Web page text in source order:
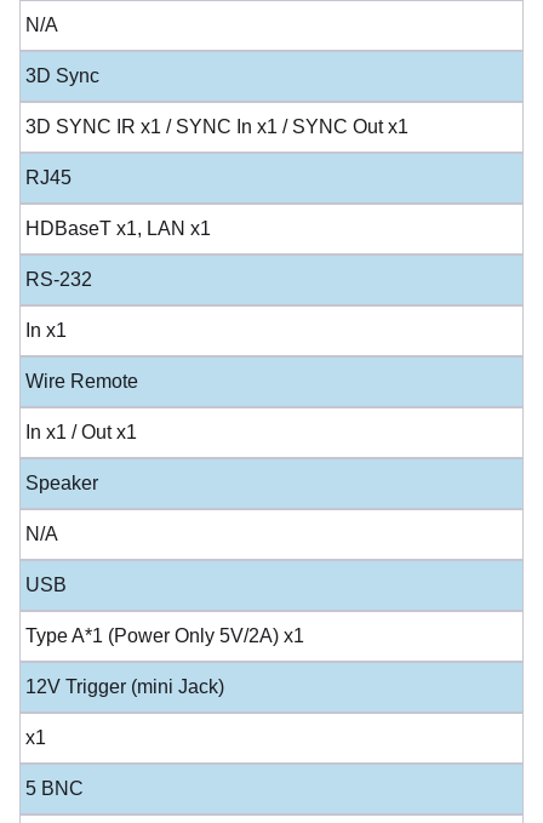
N/A
3D Sync
3D SYNC IR x1 / SYNC In x1 / SYNC Out x1
RJ45
HDBaseT x1, LAN x1
RS-232
In x1
Wire Remote
In x1 / Out x1
Speaker
N/A
USB
Type A*1 (Power Only 5V/2A) x1
12V Trigger (mini Jack)
x1
5 BNC